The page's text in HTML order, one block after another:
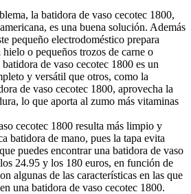
la batidora de vaso cecotec 1800,
es una buena solución. Además
pequeño electrodoméstico prepara
hielo o pequeños trozos de carne o
de vaso cecotec 1800 es un
y versátil que otros, como la
de vaso cecotec 1800, aprovecha la
lo que aporta al zumo más vitaminas
cecotec 1800 resulta más limpio y
batidora de mano, pues la tapa evita
puedes encontrar una batidora de vaso
24.95 y los 180 euros, en función de
algunas de las características en las que
una batidora de vaso cecotec 1800.